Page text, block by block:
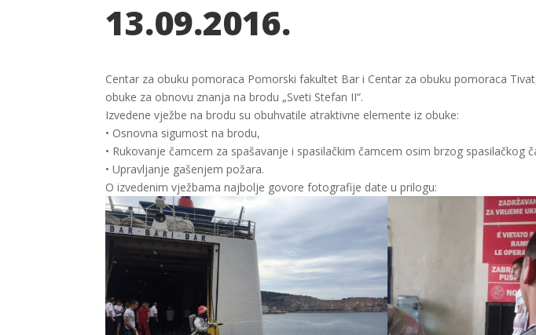
13.09.2016.
Centar za obuku pomoraca Pomorski fakultet Bar i Centar za obuku pomoraca
obuke za obnovu znanja na brodu „Sveti Stefan II“.
Izvedene vježbe na brodu su obuhvatile atraktivne elemente iz obuke:
• Osnovna sigurnost na brodu,
• Rukovanje čamcem za spašavanje i spasilačkim čamcem osim brzog spasilačkog
• Upravljanje gašenjem požara.
O izvedenim vježbama najbolje govore fotografije date u prilogu: